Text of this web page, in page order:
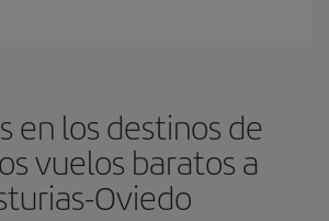
en los destinos de
vuelos baratos a
Oviedo